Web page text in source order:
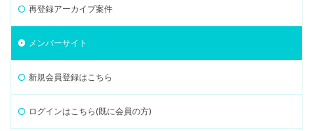
再登録アーカイブ案件
メンバーサイト
新規会員登録はこちら
ログインはこちら(既に会員の方)